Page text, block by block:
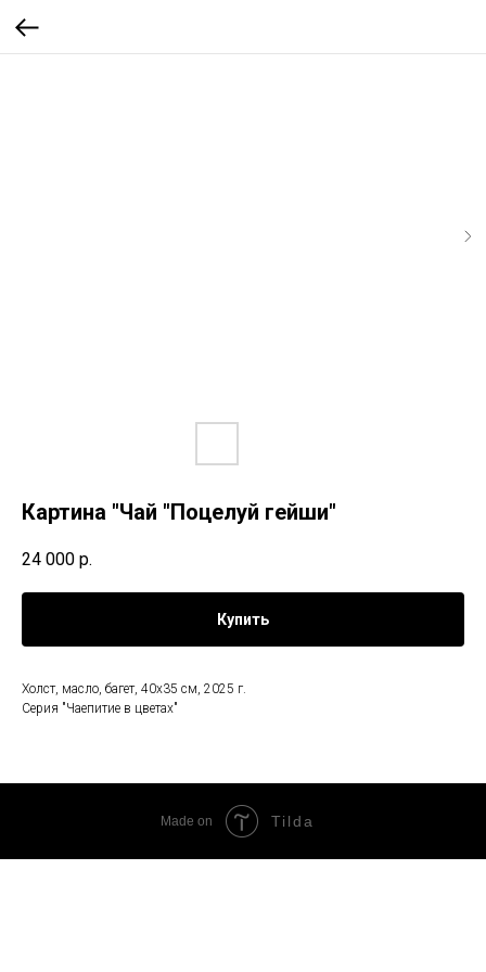
Картина "Чай "Поцелуй гейши"
24 000 р.
Купить
Холст, масло, багет, 40х35 см, 2025 г.
Серия "Чаепитие в цветах"
Made on Tilda